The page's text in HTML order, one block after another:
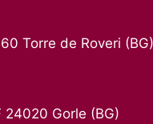
Torre de Roveri (BG)
24020 Gorle (BG)